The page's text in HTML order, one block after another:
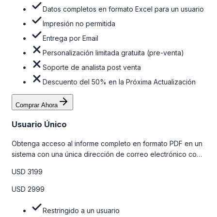
Datos completos en formato Excel para un usuario
Impresión no permitida
Entrega por Email
Personalización limitada gratuita (pre-venta)
Soporte de analista post venta
Descuento del 50% en la Próxima Actualización
Comprar Ahora
Usuario Único
Obtenga acceso al informe completo en formato PDF en un
sistema con una única dirección de correo electrónico con
la tabla de precios a continuación.
USD 3199
USD 2999
Restringido a un usuario